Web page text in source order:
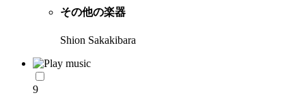
その他の楽器
Shion Sakakibara
9